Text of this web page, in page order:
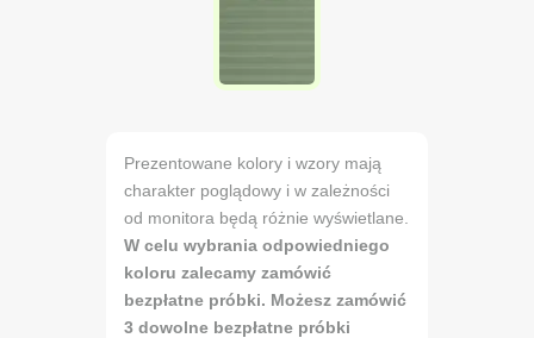
Prezentowane kolory i wzory mają
charakter poglądowy i w zależności
od monitora będą różnie wyświetlane.
W celu wybrania odpowiedniego
koloru zalecamy zamówić
bezpłatne próbki. Możesz zamówić
3 dowolne bezpłatne próbki